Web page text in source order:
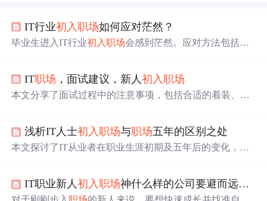
IT行业初入职场如何应对茫然？
毕业生进入IT行业初入职场会感到茫然。应对方法包括接
度面对工作，简单事重复做并总结，完成后积极汇报，积
累经验以应对茫然。
IT职场 ，面试建议，新人初入职场
本文分享了面试过程中的注意事项，包括合适的着装、简
浅析IT人士初入职场与职场五年的区别之处
本文探讨了IT从业者在职业生涯初期及五年后的变化，包
IT职业新人初入职场神什么样的公司要避而远之？